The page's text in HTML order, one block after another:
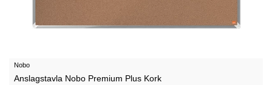
Nobo
Anslagstavla Nobo Premium Plus Kork